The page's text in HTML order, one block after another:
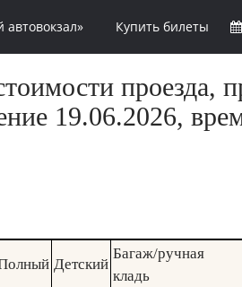
Купить билеты
проезда,
19.06.2026,
Детский
Багаж/ручная
кладь